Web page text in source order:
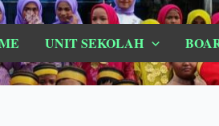
UNIT SEKOLAH